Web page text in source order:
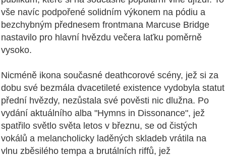
vše navíc podpořené solidním výkonem na pódiu a
bezchybným přednesem frontmana Marcuse Bridge
nastavilo pro hlavní hvězdu večera laťku poměrně
vysoko.
Nicméně ikona současné deathcorové scény, jež si za
dobu své bezmála dvacetileté existence vydobyla statut
přední hvězdy, nezůstala své pověsti nic dlužna. Po
vydání aktuálního alba "Hymns in Dissonance", jež
spatřilo světlo světa letos v březnu, se od čistých
vokálů a melancholicky laděných skladeb vrátila na
vlnu zběsilého tempa a brutálních riffů, jež